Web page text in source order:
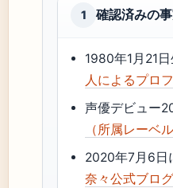
1 確認済みの
1980年1月21
人によるプロ
声優デビュー
（所属レーベ
2020年7月6日
奈々公式ブロ